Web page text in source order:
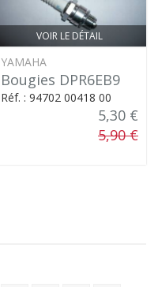
VOIR LE DÉTAIL
YAMAHA
Bougies DPR6EB9
Réf. : 94702 00418 00
5,30 €
5,90 €